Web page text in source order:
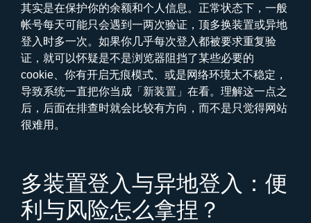
其实是在保护你的余额和个人信息。正常状态下，一般
帐号每天可能只会遇到一两次验证，顶多换装置或异地
登入时多一次。如果你几乎每次登入都被要求重复验
证，就可以怀疑是不是浏览器阻挡了某些必要的
cookie、你有开启无痕模式、或是网络环境太不稳定，
导致系统一直把你当成「新装置」在看。理解这一点之
后，后面在排查时就会比较有方向，而不是只觉得网站
很难用。
多装置登入与异地登入：便
利与风险怎么拿捏？